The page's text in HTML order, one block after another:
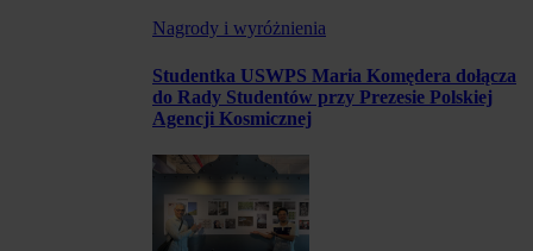
Nagrody i wyróżnienia
Studentka USWPS Maria Komędera dołącza
do Rady Studentów przy Prezesie Polskiej
Agencji Kosmicznej